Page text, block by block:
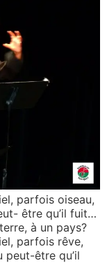
parfois oiseau,
être qu’il fuit…
à un pays?
parfois rêve,
être qu’il